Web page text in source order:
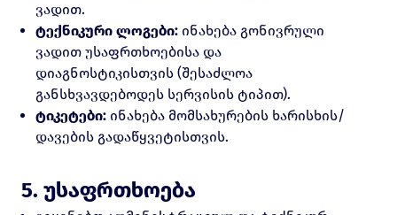
ვადით.
ტექნიკური ლოგები: ინახება გონივრული
ვადით უსაფრთხოებისა და
დიაგნოსტიკისთვის (შესაძლოა
განსხვავდებოდეს სერვისის ტიპით).
ტიკეტები: ინახება მომსახურების ხარისხის/
დავების გადაწყვეტისთვის.
5. უსაფრთხოება